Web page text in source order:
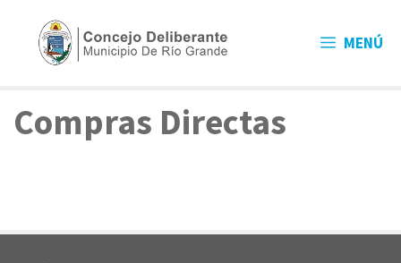
MENÚ
Compras Directas